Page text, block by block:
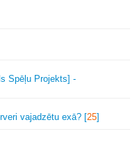
Spēļu Projekts] -
vajadzētu exā? [25]